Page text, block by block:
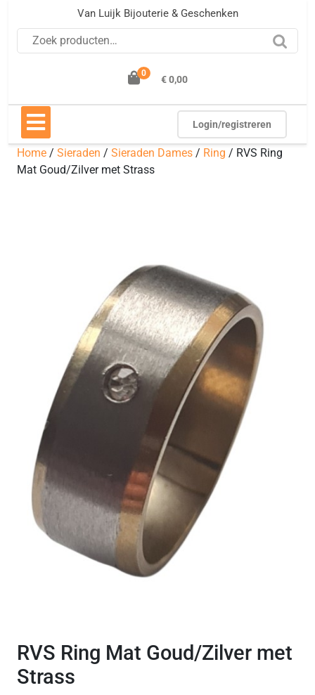
inhoud
Van Luijk Bijouterie & Geschenken
0
€ 0,00
Open
Login/registreren
Home / Sieraden / Sieraden Dames / Ring / RVS Ring
Mat Goud/Zilver met Strass
RVS Ring Mat Goud/Zilver met
Strass